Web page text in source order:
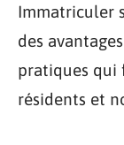
Immatriculer
des
pratiques qui
résidents et